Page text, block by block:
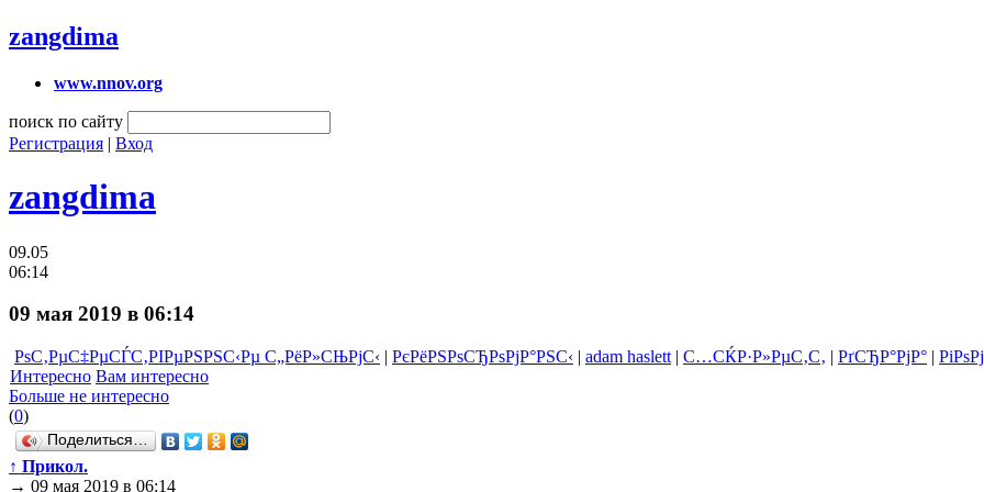
zangdima
www.nnov.org
поиск по сайту
Регистрация | Вход
zangdima
09.05
06:14
09 мая 2019 в 06:14
РѕС‚РµС‡РµСЃС‚РІРµРЅРЅС‹Рµ С„РёР»СЊРјС‹ | РєРёРЅРѕСЂРѕРјР°РЅС‹ | adam haslett | С…СЌР·Р»РµС‚С‚ | РґСЂР°РјР° |
Интересно Вам интересно
Больше не интересно
(0)
Поделиться…
↑ Прикол.
→ 09 мая 2019 в 06:14